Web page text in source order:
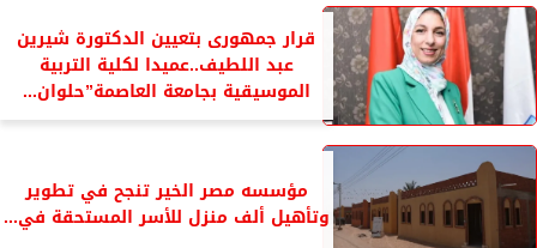
قرار جمهورى بتعيين الدكتورة شيرين
عبد اللطيف..عميدا لكلية التربية
الموسيقية بجامعة العاصمة”حلوان...
مؤسسه مصر الخير تنجح في تطوير
وتأهيل ألف منزل للأسر المستحقة في...